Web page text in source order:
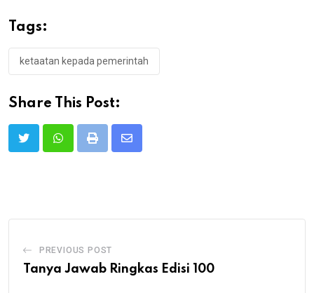
Tags:
ketaatan kepada pemerintah
Share This Post:
Print
Share
PREVIOUS POST
Tanya Jawab Ringkas Edisi 100